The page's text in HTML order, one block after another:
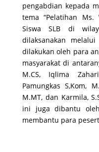
pengabdian kepada
tema “Pelatihan
Siswa SLB di
dilaksanakan
dilakukan oleh para
masyarakat di
M.CS, Iqlima
Pamungkas S,Kom,
M.MT, dan Karmila,
ini juga dibantu
membantu para